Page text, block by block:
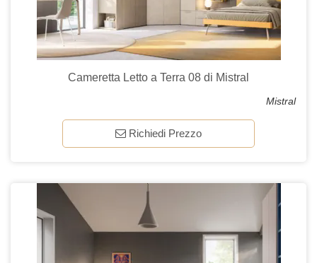
Cameretta Letto a Terra 08 di Mistral
Mistral
Richiedi Prezzo